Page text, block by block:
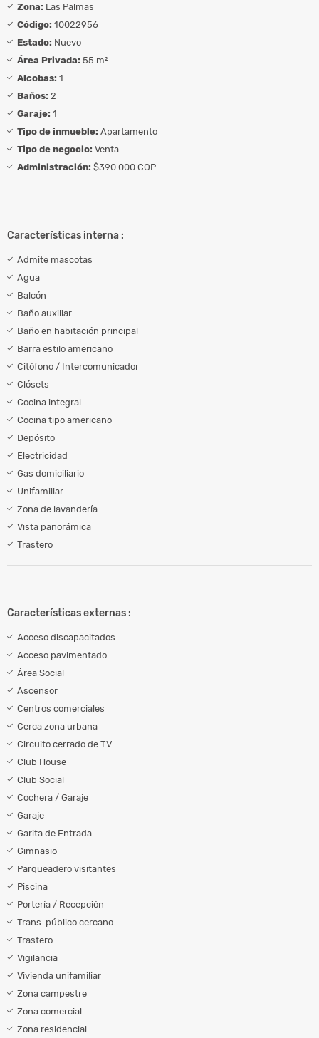
Zona: Las Palmas
Código: 10022956
Estado: Nuevo
Área Privada: 55 m²
Alcobas: 1
Baños: 2
Garaje: 1
Tipo de inmueble: Apartamento
Tipo de negocio: Venta
Administración: $390.000 COP
Características interna :
Admite mascotas
Agua
Balcón
Baño auxiliar
Baño en habitación principal
Barra estilo americano
Citófono / Intercomunicador
Clósets
Cocina integral
Cocina tipo americano
Depósito
Electricidad
Gas domiciliario
Unifamiliar
Zona de lavandería
Vista panorámica
Trastero
Características externas :
Acceso discapacitados
Acceso pavimentado
Área Social
Ascensor
Centros comerciales
Cerca zona urbana
Circuito cerrado de TV
Club House
Club Social
Cochera / Garaje
Garaje
Garita de Entrada
Gimnasio
Parqueadero visitantes
Piscina
Portería / Recepción
Trans. público cercano
Trastero
Vigilancia
Vivienda unifamiliar
Zona campestre
Zona comercial
Zona residencial